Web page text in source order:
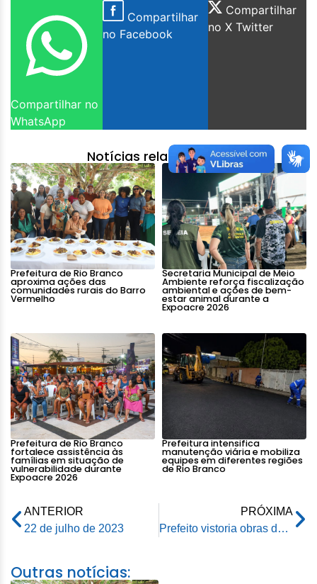
Compartilhar no
WhatsApp
Compartilhar
no Facebook
Compartilhar
no X Twitter
Notícias relacionadas:
Prefeitura de Rio Branco
aproxima ações das
comunidades rurais do Barro
Vermelho
Secretaria Municipal de Meio
Ambiente reforça fiscalização
ambiental e ações de bem-
estar animal durante a
Expoacre 2026
Prefeitura de Rio Branco
fortalece assistência às
famílias em situação de
vulnerabilidade durante
Expoacre 2026
Prefeitura intensifica
manutenção viária e mobiliza
equipes em diferentes regiões
de Rio Branco
ANTERIOR
22 de julho de 2023
PRÓXIMA
Prefeito vistoria obras do Recupera Rio Branco no bairro Comara
Outras notícias: